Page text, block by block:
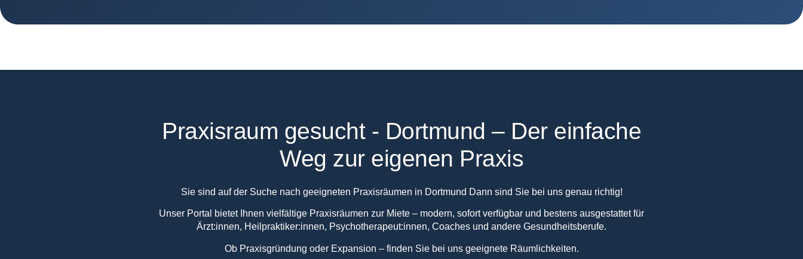
Praxisraum gesucht - Dortmund – Der einfache
Weg zur eigenen Praxis
Sie sind auf der Suche nach geeigneten Praxisräumen in Dortmund Dann sind Sie bei uns genau richtig!
Unser Portal bietet Ihnen vielfältige Praxisräumen zur Miete – modern, sofort verfügbar und bestens ausgestattet für
Ärzt:innen, Heilpraktiker:innen, Psychotherapeut:innen, Coaches und andere Gesundheitsberufe.
Ob Praxisgründung oder Expansion – finden Sie bei uns geeignete Räumlichkeiten.